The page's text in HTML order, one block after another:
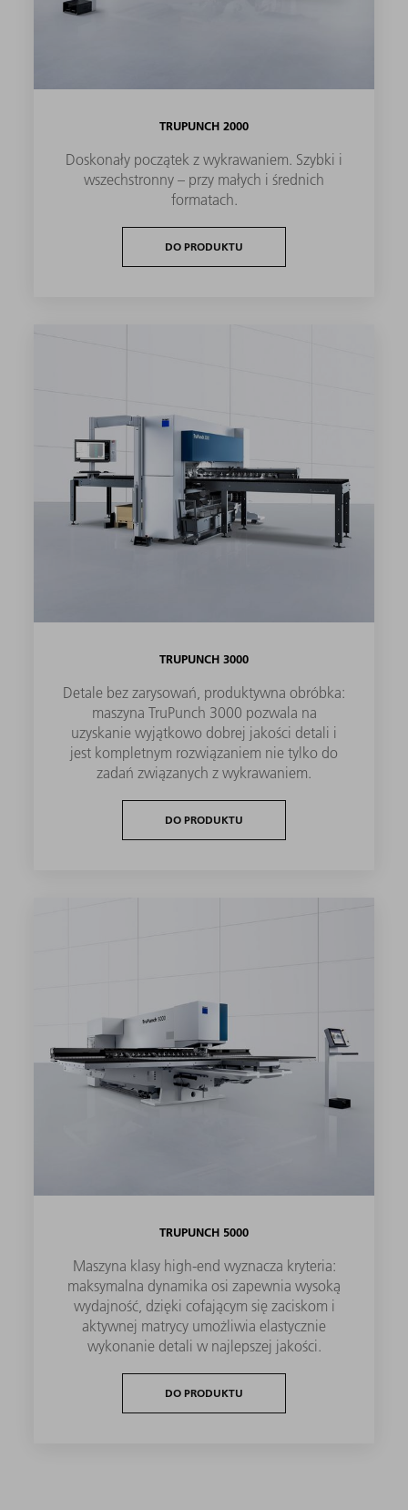
TRUPUNCH 2000
Doskonały początek z wykrawaniem. Szybki i
wszechstronny – przy małych i średnich
formatach.
DO PRODUKTU
TRUPUNCH 3000
Detale bez zarysowań, produktywna obróbka:
maszyna TruPunch 3000 pozwala na
uzyskanie wyjątkowo dobrej jakości detali i
jest kompletnym rozwiązaniem nie tylko do
zadań związanych z wykrawaniem.
DO PRODUKTU
TRUPUNCH 5000
Maszyna klasy high-end wyznacza kryteria:
maksymalna dynamika osi zapewnia wysoką
wydajność, dzięki cofającym się zaciskom i
aktywnej matrycy umożliwia elastycznie
wykonanie detali w najlepszej jakości.
DO PRODUKTU